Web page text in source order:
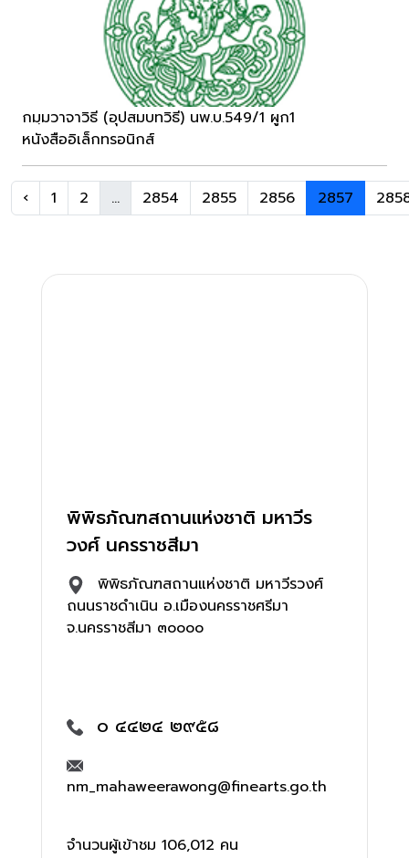
กมฺมวาจาวิธี (อุปสมบทวิธี) นพ.บ.549/1 ผูก1
หนังสืออิเล็กทรอนิกส์
‹ 1 2 ... 2854 2855 2856 2857
พิพิธภัณฑสถานแห่งชาติ มหาวีร
วงศ์ นครราชสีมา
พิพิธภัณฑสถานแห่งชาติ มหาวีรวงศ์
ถนนราชดำเนิน อ.เมืองนครราชศรีมา
จ.นครราชสีมา ๓๐๐๐๐
๐ ๔๔๒๔ ๒๙๕๘
nm_mahaweerawong@finearts.go.th
จำนวนผู้เข้าชม 106,012 คน